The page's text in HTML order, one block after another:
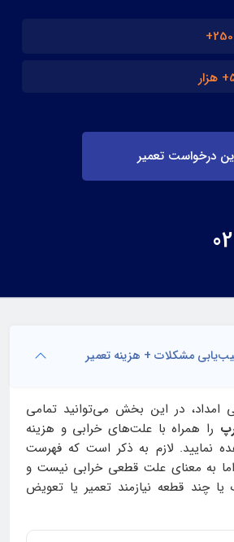
250+
درخواست تعمیر
مشکلات + هزینه تعمیر
امداد، در این بخش می‌توانید تمامی
را همراه با علت‌های خرابی و هزینه
نمایید. لازم به ذکر است که فهرست
به معنای علت قطعی خرابی نیست و
چند قطعه نیازمند تعمیر یا تعویض